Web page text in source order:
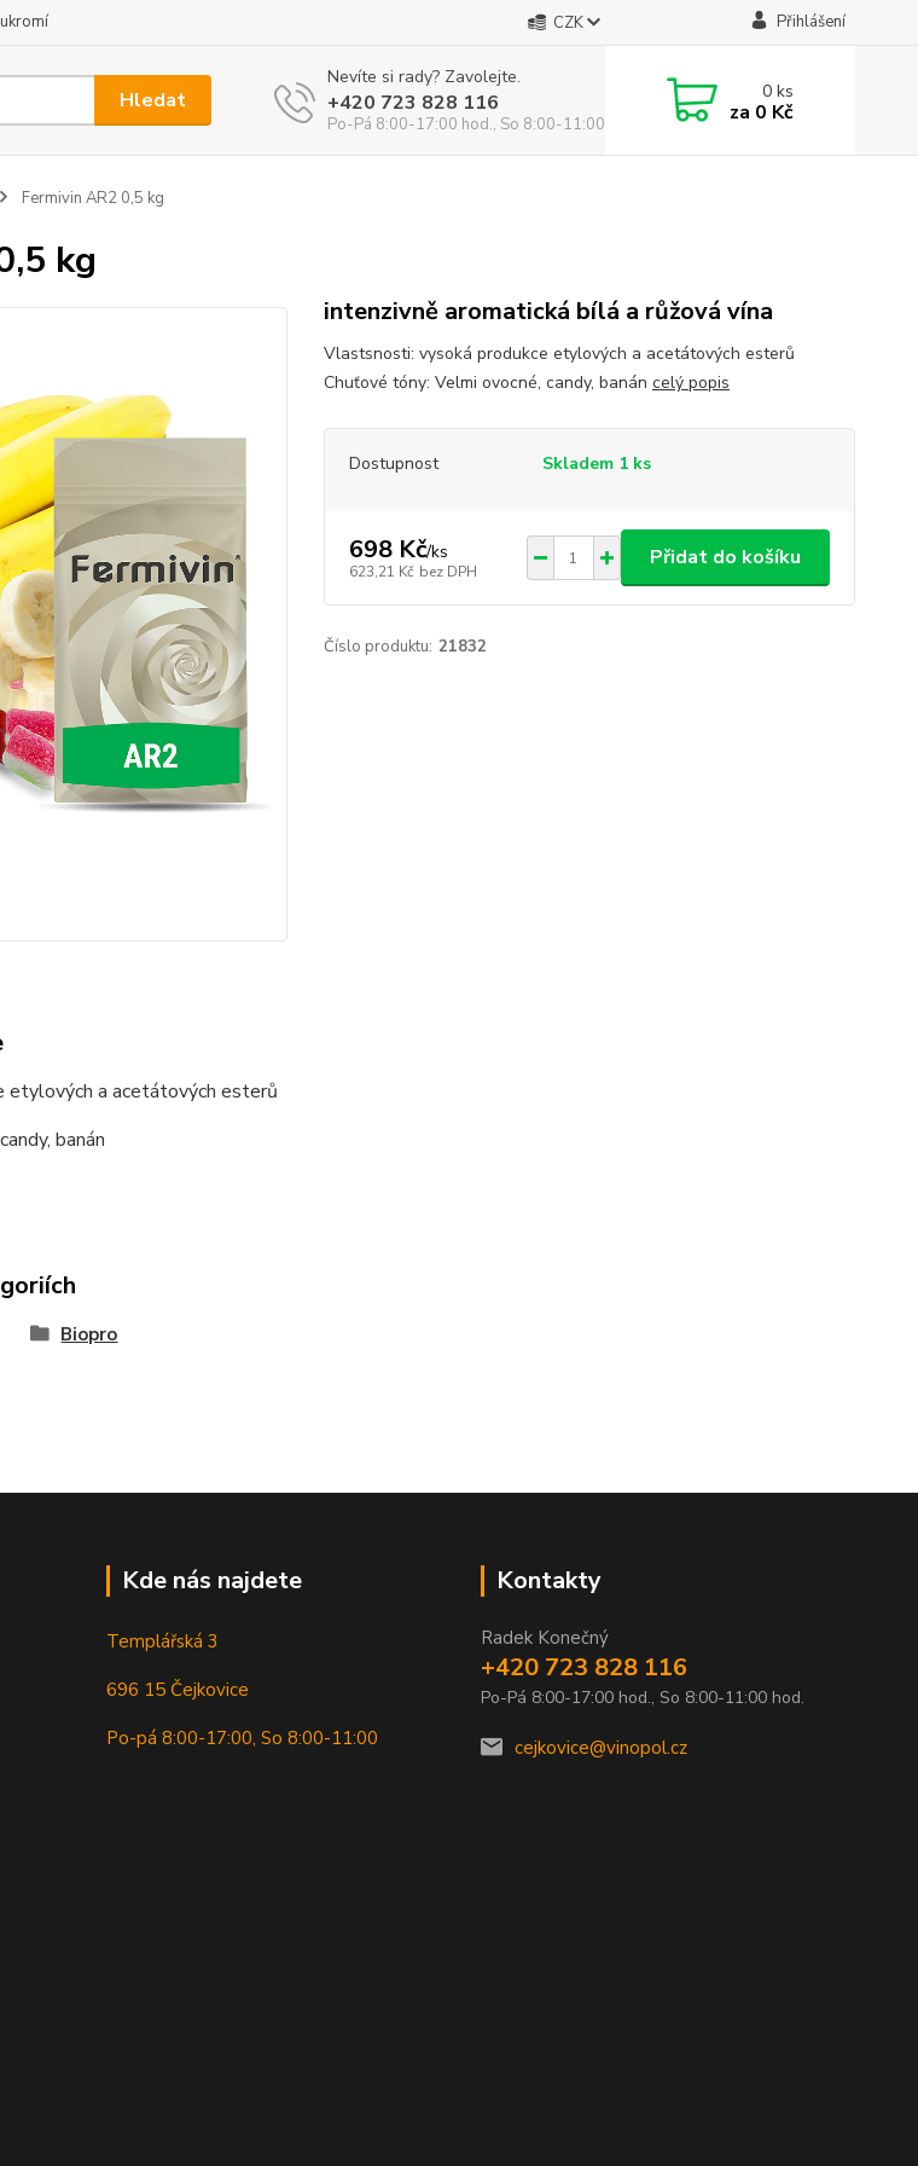
CZK Přihlášení
Hledat
Nevíte si rady? Zavolejte.
+420 723 828 116
Po-Pá 8:00-17:00 hod., So 8:00-11:00 hod.
0ks
za 0 Kč
Fermivin AR2 0,5 kg
kg
intenzivně aromatická bílá a růžová vína
Vlastsnosti: vysoká produkce etylových a acetátových esterů
Chuťové tóny: Velmi ovocné, candy, banán celý popis
Dostupnost Skladem 1 ks
698 Kč/ks
623,21 Kč bez DPH
Přidat do košíku
Číslo produktu: 21832
etylových a acetátových esterů
banán
Biopro
Kde nás najdete
Templářská 3
696 15 Čejkovice
Po-pá 8:00-17:00, So 8:00-11:00
Kontakty
Radek Konečný
+420 723 828 116
Po-Pá 8:00-17:00 hod., So 8:00-11:00 hod.
cejkovice@vinopol.cz